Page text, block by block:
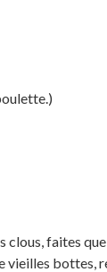
clous, faites
vieilles bottes,